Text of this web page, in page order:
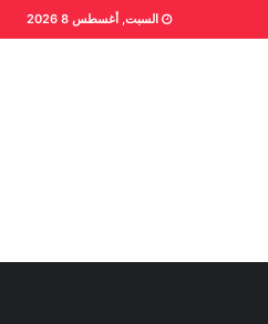
السبت, أغسطس 8 2026